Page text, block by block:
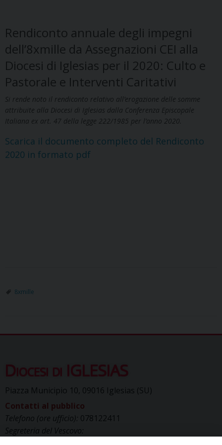
Rendiconto annuale degli impegni
dell’8xmille da Assegnazioni CEI alla
Diocesi di Iglesias per il 2020: Culto e
Pastorale e Interventi Caritativi
Si rende noto il rendiconto relativo all’erogazione delle somme
attribuite alla Diocesi di Iglesias dalla Conferenza Episcopale
Italiana ex art. 47 della legge 222/1985 per l’anno 2020.
Scarica il documento completo del Rendiconto
2020 in formato pdf
8xmille
Diocesi di IGLESIAS
Piazza Municipio 10, 09016 Iglesias (SU)
Contatti al pubblico
Telefono (ore ufficio): 078122411
Segreteria del Vescovo: